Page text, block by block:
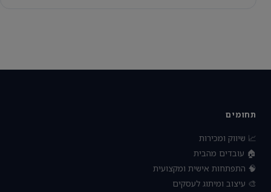
תחומים
📈 שיווק ומכירות
🏠 עובדים מהבית
🧠 התפתחות אישית ומקצועית
🎨 עיצוב ומיתוג לעסקים